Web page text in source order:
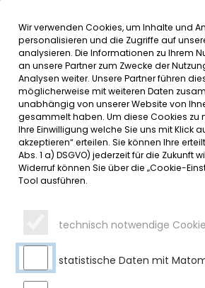
SERVICE
DATUMSMENÜ
JAHR WÄHLEN
MONAT WÄHLEN
Wir verwenden Cookies, um Inhalte und
personalisieren und die Zugriffe auf
analysieren. Die Informationen zu Ihrem
an unsere Partner zum Zwecke der
Analysen weiter. Unsere Partner führen
möglicherweise mit weiteren Daten
unabhängig von unserer Website von
gesammelt haben. Um diese Cookies zu
Ihre Einwilligung welche Sie uns mit Klick
akzeptieren“ erteilen. Sie können Ihre
Abs. 1 a) DSGVO) jederzeit für die Zukunft
Widerruf können Sie über die „Cookie-
Tool ausführen.
technisch notwendige
statistische Daten mit